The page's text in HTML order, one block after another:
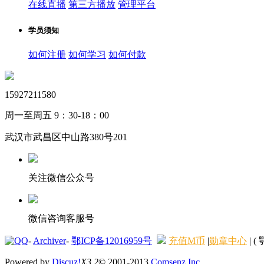
在线直播 第三方播放 管理平台
学员须知
如何注册 如何学习 如何付款
15927211580
周一至周五 9：30-18：00
武汉市武昌区中山路380号201
关注微信公众号
微信咨询客服号
- Archiver- 鄂ICP备12016959号 充值M币 |勋章中心 | (
Powered by Discuz!X3.2© 2001-2013 Comsenz Inc.